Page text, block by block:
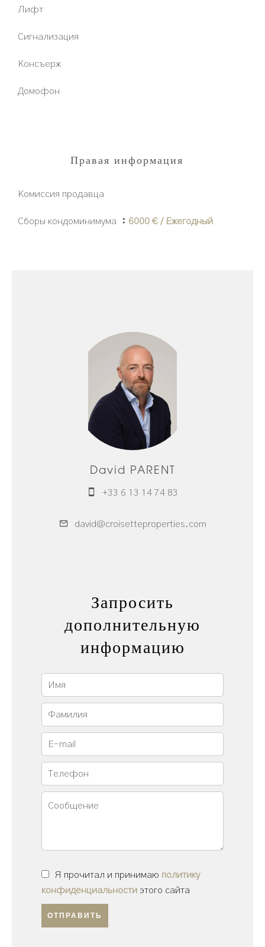
Лифт
Сигнализация
Консъерж
Домофон
Правая информация
Комиссия продавца
Сборы кондоминимума 6000 € / Ежегодный
David PARENT
+33 6 13 14 74 83
david@croisetteproperties.com
Запросить
дополнительную
информацию
Я прочитал и принимаю политику
конфиденциальности этого сайта
ОТПРАВИТЬ